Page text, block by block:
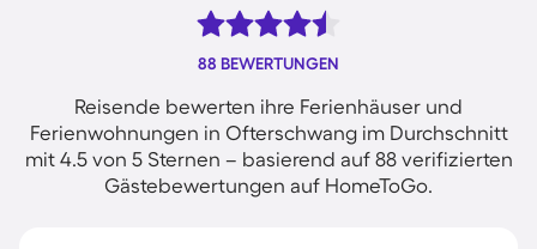
88 BEWERTUNGEN
Reisende bewerten ihre Ferienhäuser und
Ferienwohnungen in Ofterschwang im Durchschnitt
mit 4.5 von 5 Sternen – basierend auf 88 verifizierten
Gästebewertungen auf HomeToGo.